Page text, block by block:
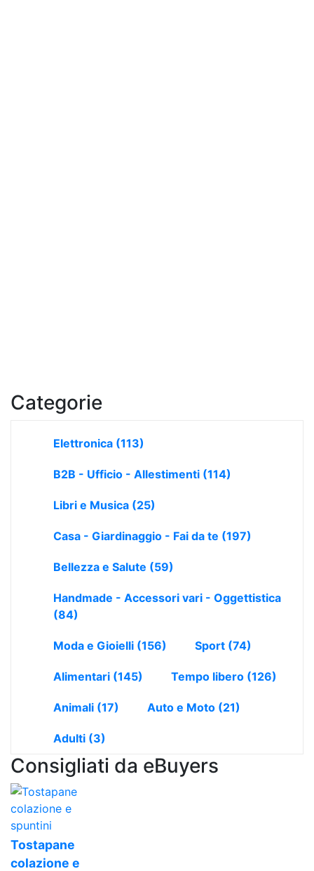
Categorie
Elettronica (113)
B2B - Ufficio - Allestimenti (114)
Libri e Musica (25)
Casa - Giardinaggio - Fai da te (197)
Bellezza e Salute (59)
Handmade - Accessori vari - Oggettistica
(84)
Moda e Gioielli (156) Sport (74)
Alimentari (145) Tempo libero (126)
Animali (17) Auto e Moto (21)
Adulti (3)
Consigliati da eBuyers
Tostapane
colazione e